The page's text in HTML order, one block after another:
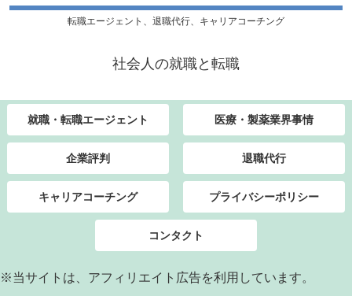
転職エージェント、退職代行、キャリアコーチング
社会人の就職と転職
就職・転職エージェント 医療・製薬業界事情
企業評判 退職代行
キャリアコーチング プライバシーポリシー
コンタクト
※当サイトは、アフィリエイト広告を利用しています。